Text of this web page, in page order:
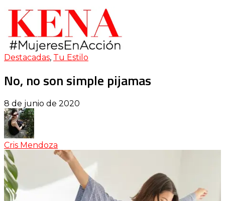
Destacadas, Tu Estilo
No, no son simple pijamas
8 de junio de 2020
Cris Mendoza